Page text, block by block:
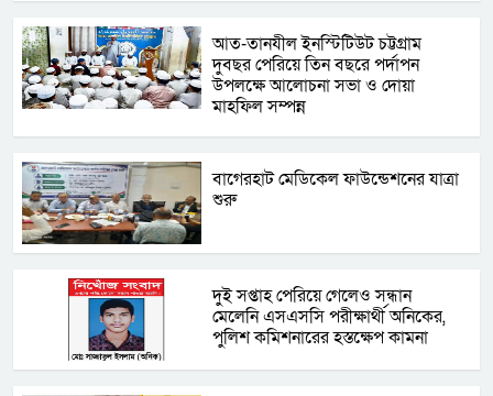
আত-তানযীল ইনস্টিটিউট চট্টগ্রাম
দুবছর পেরিয়ে তিন বছরে পর্দাপন
উপলক্ষে আলোচনা সভা ও দোয়া
মাহফিল সম্পন্ন
বাগেরহাট মেডিকেল ফাউন্ডেশনের যাত্রা
শুরু
দু্ই সপ্তাহ পেরিয়ে গেলেও সন্ধান
মেলেনি এসএসসি পরীক্ষার্থী অনিকের,
পুলিশ কমিশনারের হস্তক্ষেপ কামনা